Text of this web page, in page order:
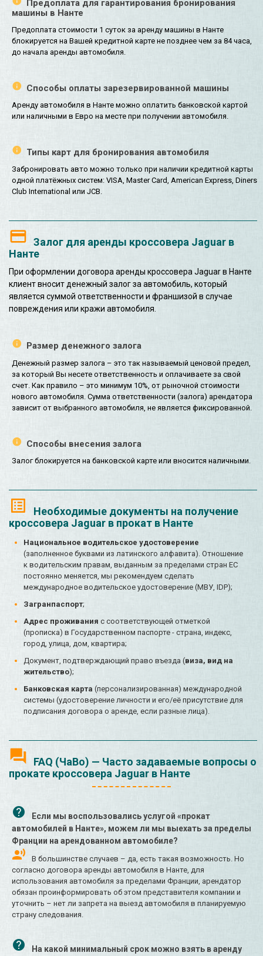
Предоплата для гарантирования бронирования
машины в Нанте
Предоплата стоимости 1 суток за аренду машины в Нанте
блокируется на Вашей кредитной карте не позднее чем за 84 часа,
до начала аренды автомобиля.
Способы оплаты зарезервированной машины
Аренду автомобиля в Нанте можно оплатить банковской картой
или наличными в Евро на месте при получении автомобиля.
Типы карт для бронирования автомобиля
Забронировать авто можно только при наличии кредитной карты
одной платёжных систем: VISA, Master Card, American Express, Diners
Club International или JCB.
Залог для аренды кроссовера Jaguar в
Нанте
При оформлении договора аренды кроссовера Jaguar в Нанте
клиент вносит денежный залог за автомобиль, который
является суммой ответственности и франшизой в случае
повреждения или кражи автомобиля.
Размер денежного залога
Денежный размер залога – это так называемый ценовой предел,
за который Вы несете ответственность и оплачиваете за свой
счет. Как правило – это минимум 10%, от рыночной стоимости
нового автомобиля. Сумма ответственности (залога) арендатора
зависит от выбранного автомобиля, не является фиксированной.
Способы внесения залога
Залог блокируется на банковской карте или вносится наличными.
Необходимые документы на получение
кроссовера Jaguar в прокат в Нанте
Национальное водительское удостоверение
(заполненное буквами из латинского алфавита). Отношение
к водительским правам, выданным за пределами стран ЕС
постоянно меняется, мы рекомендуем сделать
международное водительское удостоверение (МВУ, IDP);
Загранпаспорт;
Адрес проживания с соответствующей отметкой
(прописка) в Государственном паспорте - страна, индекс,
город, улица, дом, квартира;
Документ, подтверждающий право въезда (виза, вид на
жительство);
Банковская карта (персонализированная) международной
системы (удостоверение личности и его/её присутствие для
подписания договора о аренде, если разные лица).
FAQ (ЧаВо) — Часто задаваемые вопросы о
прокате кроссовера Jaguar в Нанте
Если мы воспользовались услугой «прокат
автомобилей в Нанте», можем ли мы выехать за пределы
Франции на арендованном автомобиле?
В большинстве случаев – да, есть такая возможность. Но
согласно договора аренды автомобиля в Нанте, для
использования автомобиля за пределами Франции, арендатор
обязан проинформировать об этом представителя компании и
уточнить – нет ли запрета на выезд автомобиля в планируемую
страну следования.
На какой минимальный срок можно взять в аренду